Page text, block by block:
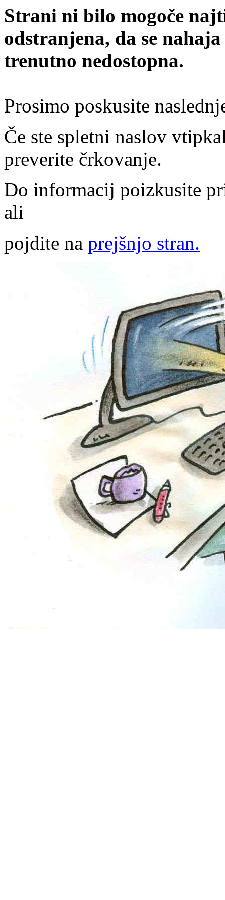
Strani ni bilo mogoče
odstranjena, da se
trenutno nedostopna.
Prosimo poskusite
Če ste spletni naslov
preverite črkovanje.
Do informacij poizkusite
ali
pojdite na prejšnjo stran.